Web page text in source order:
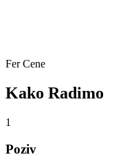
Fer Cene
Kako Radimo
1
Poziv